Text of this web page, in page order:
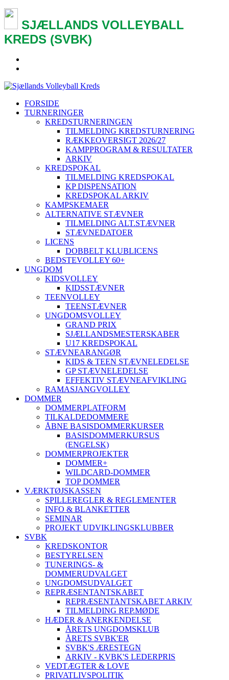
SJÆLLANDS VOLLEYBALL
KREDS (SVBK)
FORSIDE
TURNERINGER
KREDSTURNERINGEN
TILMELDING KREDSTURNERING
RÆKKEOVERSIGT 2026/27
KAMPPROGRAM & RESULTATER
ARKIV
KREDSPOKAL
TILMELDING KREDSPOKAL
KP DISPENSATION
KREDSPOKAL ARKIV
KAMPSKEMAER
ALTERNATIVE STÆVNER
TILMELDING ALT.STÆVNER
STÆVNEDATOER
LICENS
DOBBELT KLUBLICENS
BEDSTEVOLLEY 60+
UNGDOM
KIDSVOLLEY
KIDSSTÆVNER
TEENVOLLEY
TEENSTÆVNER
UNGDOMSVOLLEY
GRAND PRIX
SJÆLLANDSMESTERSKABER
U17 KREDSPOKAL
STÆVNEARANGØR
KIDS & TEEN STÆVNELEDELSE
GP STÆVNELEDELSE
EFFEKTIV STÆVNEAFVIKLING
RAMASJANGVOLLEY
DOMMER
DOMMERPLATFORM
TILKALDEDOMMERE
ÅBNE BASISDOMMERKURSER
BASISDOMMERKURSUS
(ENGELSK)
DOMMERPROJEKTER
DOMMER+
WILDCARD-DOMMER
TOP DOMMER
VÆRKTØJSKASSEN
SPILLEREGLER & REGLEMENTER
INFO & BLANKETTER
SEMINAR
PROJEKT UDVIKLINGSKLUBBER
SVBK
KREDSKONTOR
BESTYRELSEN
TUNERINGS- &
DOMMERUDVALGET
UNGDOMSUDVALGET
REPRÆSENTANTSKABET
REPRÆSENTANTSKABET ARKIV
TILMELDING REP.MØDE
HÆDER & ANERKENDELSE
ÅRETS UNGDOMSKLUB
ÅRETS SVBK'ER
SVBK'S ÆRESTEGN
ARKIV - KVBK'S LEDERPRIS
VEDTÆGTER & LOVE
PRIVATLIVSPOLITIK